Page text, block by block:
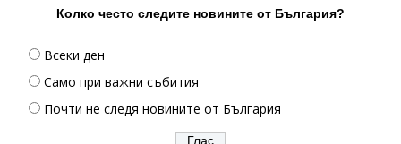
Колко често следите новините от България?
Всеки ден
Само при важни събития
Почти не следя новините от България